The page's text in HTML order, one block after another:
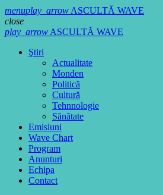
menuplay_arrowASCULTĂ WAVE
close
play_arrowASCULTĂ WAVE
Ştiri
Actualitate
Monden
Politică
Cultură
Tehnnologie
Sănătate
Emisiuni
Wave Chart
Program
Anunturi
Echipa
Contact